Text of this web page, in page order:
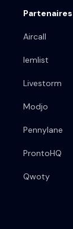
Partenaires
Aircall
lemlist
Livestorm
Modjo
Pennylane
ProntoHQ
Qwoty